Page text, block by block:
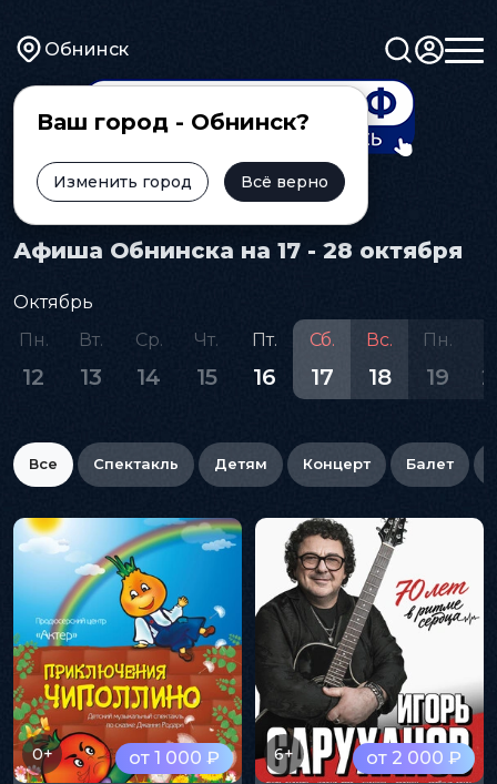
Обнинск
Ваш город - Обнинск?
Изменить город Всё верно
Главная Афиша
Афиша Обнинска на 17 - 28 октября
Октябрь
Пн.
12
Вт.
13
Ср.
14
Чт.
15
Пт.
16
Сб.
17
Вс.
18
Пн.
19
Все Спектакль Детям Концерт Балет
от 1 000 ₽
0+ от 2 000 ₽
6+